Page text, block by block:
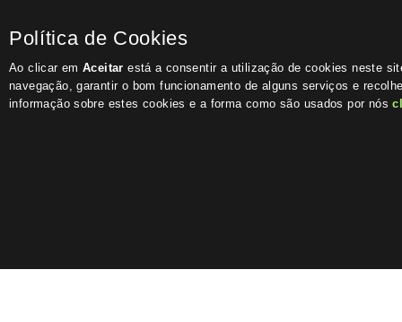
Política de Cookies
Ao clicar emAceitar está a consentir a utilização de cookies neste
navegação, garantir o bom funcionamento de alguns serviços e
informação sobre estes cookies e a forma como são usados por nós